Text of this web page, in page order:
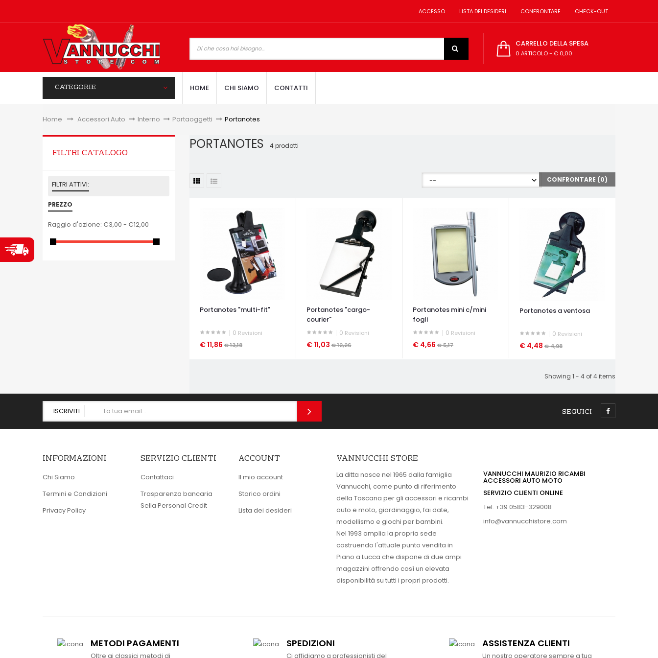
ACCESSO LISTA DEI DESIDERI CONFRONTARE CHECK-OUT
CARRELLO DELLA SPESA
0 ARTICOLO- € 0,00
CATEGORIE HOME CHI SIAMO CONTATTI
Home &gt;Accessori Auto > Interno > Portaoggetti > Portanotes
FILTRI CATALOGO
FILTRI ATTIVI:
PREZZO
Raggio d'azione: €3,00 - €12,00
PORTANOTES 4 prodotti
CONFRONTARE (0)
Portanotes "multi-fit"
0 Revisioni
€ 11,86 € 13,18
Portanotes "cargo-
courier"
0 Revisioni
€ 11,03€ 12,26
Portanotes mini c/mini
fogli
0 Revisioni
€ 4,66 € 5,17
Portanotes a ventosa
0 Revisioni
€ 4,48€ 4,98
Showing 1 - 4 of 4 items
ISCRIVITI SEGUICI
INFORMAZIONI
Chi Siamo
Termini e Condizioni
Privacy Policy
SERVIZIO CLIENTI
Contattaci
Trasparenza bancaria
Sella Personal Credit
ACCOUNT
Il mio account
Storico ordini
Lista dei desideri
VANNUCCHI STORE
La ditta nasce nel 1965 dalla famiglia
Vannucchi, come punto di riferimento
della Toscana per gli accessori e ricambi
auto e moto, giardinaggio, fai date,
modellismo e giochi per bambini.
Nel 1993 amplia la propria sede
costruendo l'attuale punto vendita in
Piano a Lucca che dispone di due ampi
magazzini offrendo così un elevata
disponibilità su tutti i propri prodotti.
VANNUCCHI MAURIZIO RICAMBI
ACCESSORI AUTO MOTO
SERVIZIO CLIENTI ONLINE
Tel. +39 0583-329008
info@vannucchistore.com
METODI PAGAMENTI
Oltre ai classici metodi di
SPEDIZIONI
Ci affidiamo a professionisti del
ASSISTENZA CLIENTI
Un nostro operatore sempre a tua